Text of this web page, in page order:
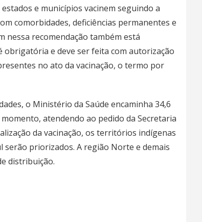
e municípios vacinem seguindo a
comorbidades, deficiências permanentes e
nessa recomendação também está
obrigatória e deve ser feita com autorização
no ato da vacinação, o termo por
o Ministério da Saúde encaminha 34,6
atendendo ao pedido da Secretaria
da vacinação, os territórios indígenas
serão priorizados. A região Norte e demais
distribuição.